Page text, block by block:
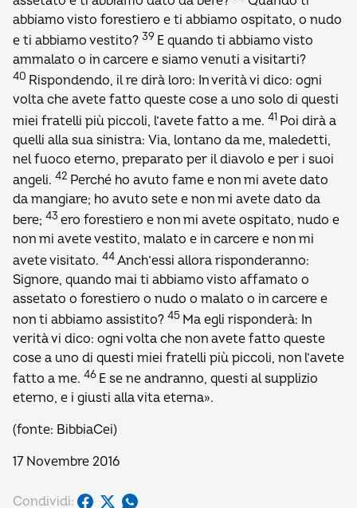
abbiamo visto forestiero e ti abbiamo ospitato, o nudo
e ti abbiamo vestito? 39 E quando ti abbiamo visto
ammalato o in carcere e siamo venuti a visitarti?
40 Rispondendo, il re dirà loro: In verità vi dico: ogni
volta che avete fatto queste cose a uno solo di questi
miei fratelli più piccoli, l’avete fatto a me. 41 Poi dirà a
quelli alla sua sinistra: Via, lontano da me, maledetti,
nel fuoco eterno, preparato per il diavolo e per i suoi
angeli. 42 Perché ho avuto fame e non mi avete dato
da mangiare; ho avuto sete e non mi avete dato da
bere; 43 ero forestiero e non mi avete ospitato, nudo e
non mi avete vestito, malato e in carcere e non mi
avete visitato. 44Anch’essi allora risponderanno:
Signore, quando mai ti abbiamo visto affamato o
assetato o forestiero o nudo o malato o in carcere e
non ti abbiamo assistito? 45 Ma egli risponderà: In
verità vi dico: ogni volta che non avete fatto queste
cose a uno di questi miei fratelli più piccoli, non l’avete
fatto a me. 46 E se ne andranno, questi al supplizio
eterno, e i giusti alla vita eterna».
(fonte: BibbiaCei)
17 Novembre 2016
Condividi: